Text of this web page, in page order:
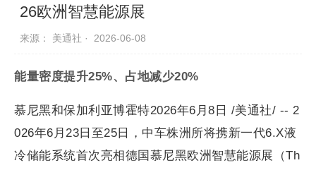
26欧洲智慧能源展
来源： 美通社 · 2026-06-08
能量密度提升25%、占地减少20%
慕尼黑和保加利亚博霍特2026年6月8日 /美通社/ -- 2
026年6月23日至25日，中车株洲所将携新一代6.X液
冷储能系统首次亮相德国慕尼黑欧洲智慧能源展（Th